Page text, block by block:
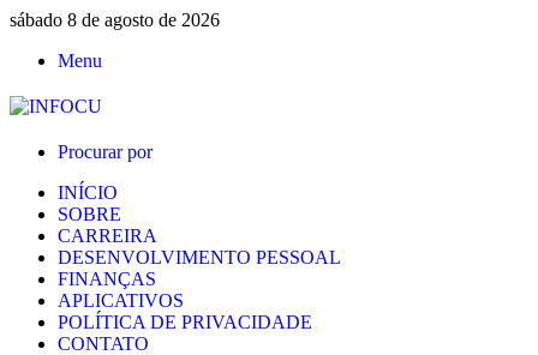
sábado 8 de agosto de 2026
Menu
Procurar por
INÍCIO
SOBRE
CARREIRA
DESENVOLVIMENTO PESSOAL
FINANÇAS
APLICATIVOS
POLÍTICA DE PRIVACIDADE
CONTATO